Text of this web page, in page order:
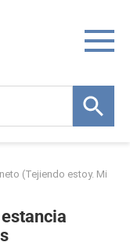
(Tejiendo estoy. Mi